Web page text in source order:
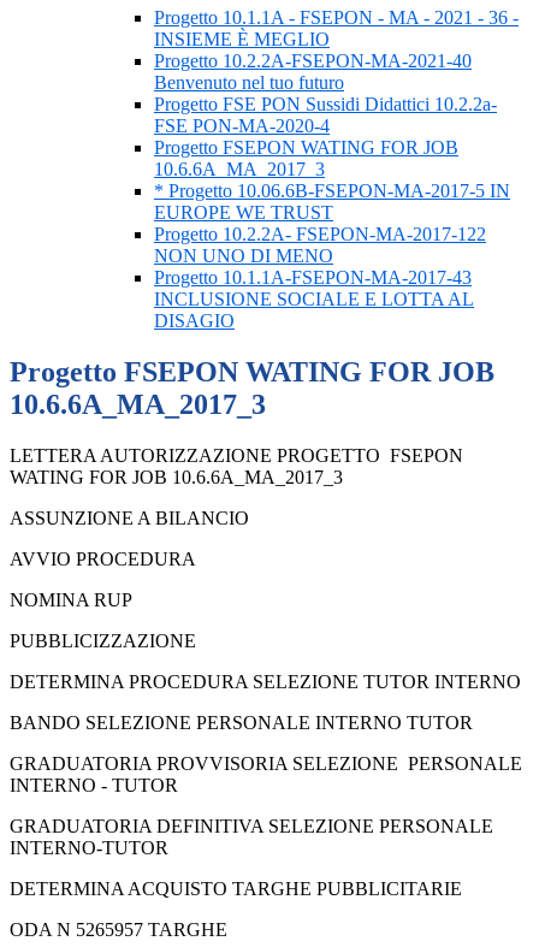
Progetto 10.1.1A - FSEPON - MA - 2021 - 36 -
INSIEME È MEGLIO
Progetto 10.2.2A-FSEPON-MA-2021-40
Benvenuto nel tuo futuro
Progetto FSE PON Sussidi Didattici 10.2.2a-
FSE PON-MA-2020-4
Progetto FSEPON WATING FOR JOB
10.6.6A_MA_2017_3
* Progetto 10.06.6B-FSEPON-MA-2017-5 IN
EUROPE WE TRUST
Progetto 10.2.2A- FSEPON-MA-2017-122
NON UNO DI MENO
Progetto 10.1.1A-FSEPON-MA-2017-43
INCLUSIONE SOCIALE E LOTTA AL
DISAGIO
Progetto FSEPON WATING FOR JOB
10.6.6A_MA_2017_3
LETTERA AUTORIZZAZIONE PROGETTO FSEPON
WATING FOR JOB 10.6.6A_MA_2017_3
ASSUNZIONE A BILANCIO
AVVIO PROCEDURA
NOMINA RUP
PUBBLICIZZAZIONE
DETERMINA PROCEDURA SELEZIONE TUTOR INTERNO
BANDO SELEZIONE PERSONALE INTERNO TUTOR
GRADUATORIA PROVVISORIA SELEZIONE PERSONALE
INTERNO - TUTOR
GRADUATORIA DEFINITIVA SELEZIONE PERSONALE
INTERNO-TUTOR
DETERMINA ACQUISTO TARGHE PUBBLICITARIE
ODA N 5265957 TARGHE